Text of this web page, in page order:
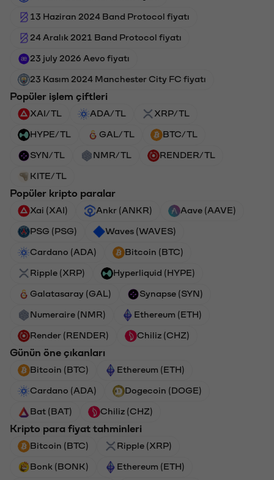
13 Haziran 2024 Band Protocol fiyatı
24 Aralık 2021 Band Protocol fiyatı
23 july 2026 Aevo fiyatı
23 Kasım 2024 Manchester City FC fiyatı
Popüler işlem çiftleri
XAI/TL ADA/TL XRP/TL
HYPE/TL GAL/TL BTC/TL
SYN/TL NMR/TL RENDER/TL
KITE/TL
Popüler kripto paralar
Xai (XAI) Ankr (ANKR) Aave (AAVE)
PSG (PSG) Waves (WAVES)
Cardano (ADA) Bitcoin (BTC)
Ripple (XRP) Hyperliquid (HYPE)
Galatasaray (GAL) Synapse (SYN)
Numeraire (NMR) Ethereum (ETH)
Render (RENDER) Chiliz (CHZ)
Günün öne çıkanları
Bitcoin (BTC) Ethereum (ETH)
Cardano (ADA) Dogecoin (DOGE)
Bat (BAT) Chiliz (CHZ)
Kripto para fiyat tahminleri
Bitcoin (BTC) Ripple (XRP)
Bonk (BONK) Ethereum (ETH)